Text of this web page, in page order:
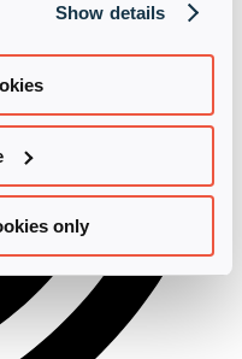
Show details
only